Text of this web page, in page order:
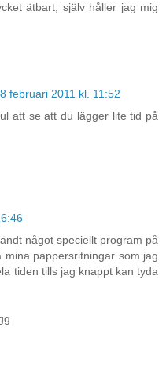
ätbart, själv håller jag mig
februari 2011 kl. 11:52
att se att du lägger lite tid på
något speciellt program på
pappersritningar som jag
tiden tills jag knappt kan tyda